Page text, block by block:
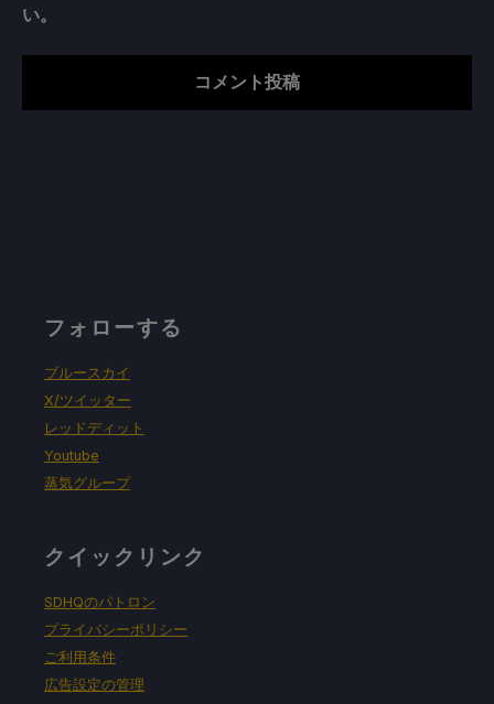
い。
フォローする
ブルースカイ
X/ツイッター
レッドディット
Youtube
蒸気グループ
クイックリンク
SDHQのパトロン
プライバシーポリシー
ご利用条件
広告設定の管理